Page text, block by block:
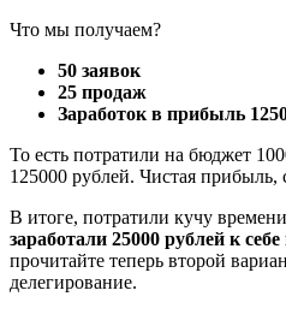
Что мы получаем?
50 заявок
25 продаж
Заработок в прибыль
То есть потратили на бюджет
125000 рублей. Чистая прибыль,
В итоге, потратили кучу
заработали 25000 рублей к
прочитайте теперь второй
делегирование.